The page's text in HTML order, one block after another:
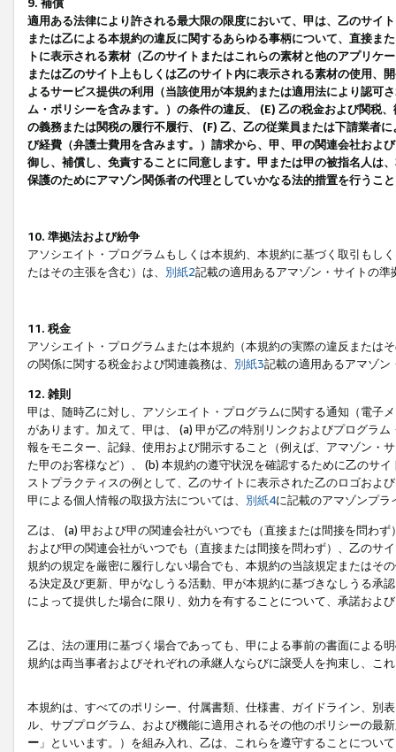
9. 補償
適用ある法律により許される最大限の限度において、甲は、乙のサイ
または乙による本規約の違反に関するあらゆる事柄について、直接ま
トに表示される素材（乙のサイトまたはこれらの素材と他のアプリ
または乙のサイト上もしくは乙のサイト内に表示される素材の使用、
よるサービス提供の利用（当該使用が本規約または適用法により認可
ム・ポリシーを含みます。）の条件の違反、 (E) 乙の税金および関税
の義務または関税の履行不履行、 (F) 乙、乙の従業員または下請業者
び経費（弁護士費用を含みます。）請求から、甲、甲の関連会社およ
御し、補償し、免責することに同意します。甲または甲の被指名人は
保護のためにアマゾン関係者の代理としていかなる法的措置を行うこ
10. 準拠法および紛争
アソシエイト・プログラムもしくは本規約、本規約に基づく取引もし
たはその主張を含む）は、 別紙2記載の適用あるアマゾン・サイトの
11. 税金
アソシエイト・プログラムまたは本規約（本規約の実際の違反または
の関係に関する税金および関連義務は、 別紙3記載の適用あるアマゾン
12. 雑則
甲は、随時乙に対し、アソシエイト・プログラムに関する通知（電子
があります。加えて、甲は、 (a) 甲が乙の特別リンクおよびプログラ
報をモニター、記録、使用および開示すること（例えば、アマゾン・
た甲のお客様など）、 (b) 本規約の遵守状況を確認するために乙のサ
ストプラクティスの例として、乙のサイトに表示された乙のロゴおよ
甲による個人情報の取扱方法については、 別紙4に記載のアマゾンプ
乙は、 (a) 甲および甲の関連会社がいつでも（直接または間接を問わ
および甲の関連会社がいつでも（直接または間接を問わず）、乙のサ
規約の規定を厳密に履行しない場合でも、本規約の当該規定またはそ
る決定及び更新、甲がなしうる活動、甲が本規約に基づきなしうる承
によって提供した場合に限り、効力を有することについて、承諾およ
乙は、法の運用に基づく場合であっても、甲による事前の書面による
規約は両当事者およびそれぞれの承継人ならびに譲受人を拘束し、こ
本規約は、すべてのポリシー、付属書類、仕様書、ガイドライン、別
ル、サブプログラム、および機能に適用されるその他のポリシーの最
ー 」といいます。）を組み入れ、乙は、これらを遵守することにつ